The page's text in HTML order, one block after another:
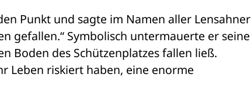
Punkt und sagte im Namen aller Lensahner
gefallen.“ Symbolisch untermauerte er seine
Boden des Schützenplatzes fallen ließ.
Leben riskiert haben, eine enorme